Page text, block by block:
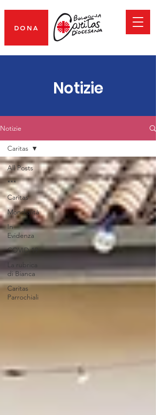
DONA
Notizie
Notizie
All Posts
***
Caritas
Mondialità
In
Evidenza
COVID-19
La rubrica
di Bianca
Caritas
Parrochiali
Caritas